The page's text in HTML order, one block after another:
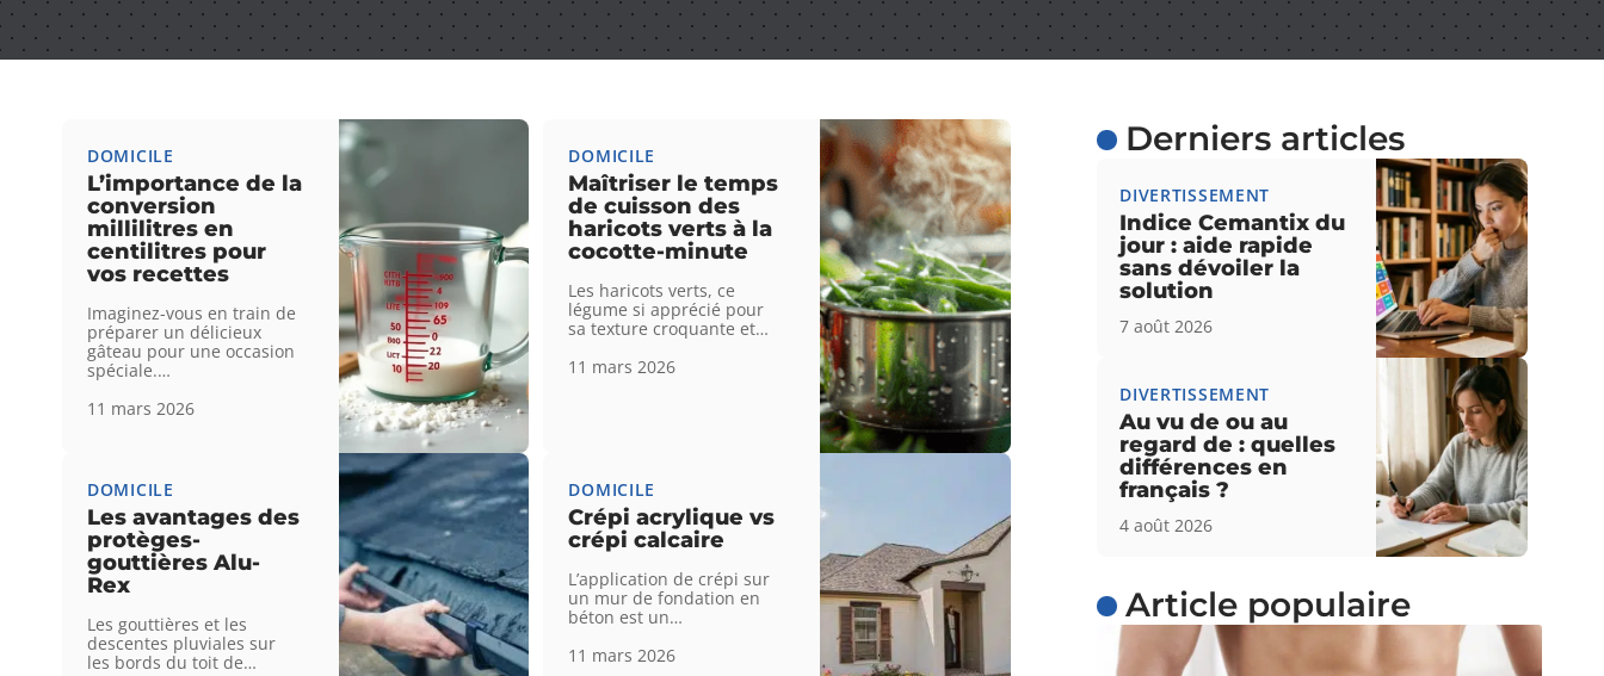
DOMICILE
L’importance de la
conversion
millilitres en
centilitres pour
vos recettes
Imaginez-vous en train de
préparer un délicieux
gâteau pour une occasion
spéciale.…
11 mars 2026
DOMICILE
Maîtriser le temps
de cuisson des
haricots verts à la
cocotte-minute
Les haricots verts, ce
légume si apprécié pour
sa texture croquante et…
11 mars 2026
DOMICILE
Les avantages des
protèges-
gouttières Alu-
Rex
Les gouttières et les
descentes pluviales sur
les bords du toit de…
DOMICILE
Crépi acrylique vs
crépi calcaire
L’application de crépi sur
un mur de fondation en
béton est un…
11 mars 2026
Derniers articles
DIVERTISSEMENT
Indice Cemantix du
jour : aide rapide
sans dévoiler la
solution
7 août 2026
DIVERTISSEMENT
Au vu de ou au
regard de : quelles
différences en
français ?
4 août 2026
Article populaire